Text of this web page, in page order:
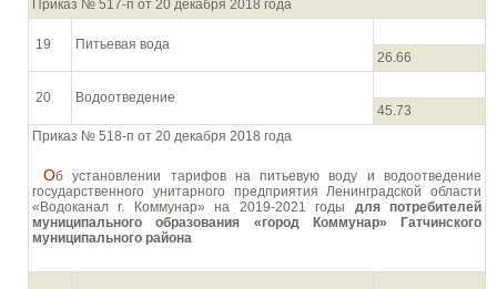
Приказ № 517-п от 20 декабря 2018 года
19
Питьевая вода
26.66
20
Водоотведение
45.73
Приказ № 518-п от 20 декабря 2018 года
Об установлении тарифов на питьевую воду и водоотведение
государственного унитарного предприятия Ленинградской области
«Водоканал г. Коммунар» на 2019-2021 годы для потребителей
муниципального образования «город Коммунар» Гатчинского
муниципального района